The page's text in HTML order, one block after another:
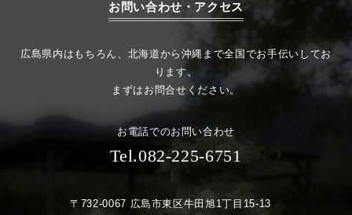
お問い合わせ・アクセス
広島県内はもちろん、北海道から沖縄まで全国でお手伝いしてお
ります。
まずはお問合せください。
お電話でのお問い合わせ
Tel.082-225-6751
〒732-0067 広島市東区牛田旭1丁目15-13